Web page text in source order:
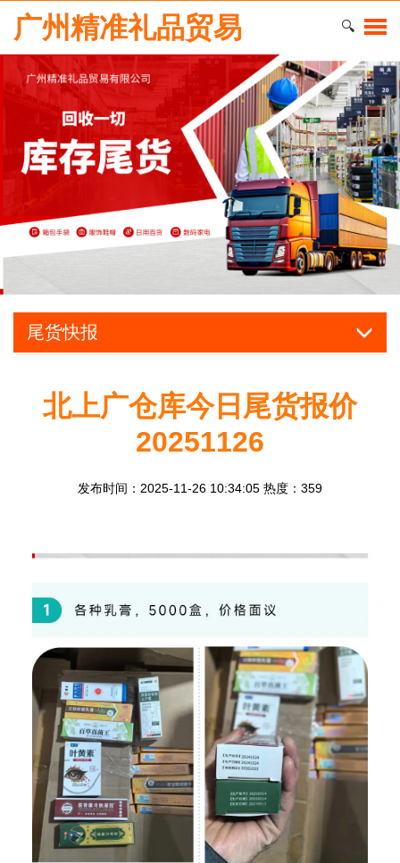
🔍
广州精准礼品贸易
尾货快报
北上广仓库今日尾货报价
20251126
发布时间：2025-11-26 10:34:05 热度：359